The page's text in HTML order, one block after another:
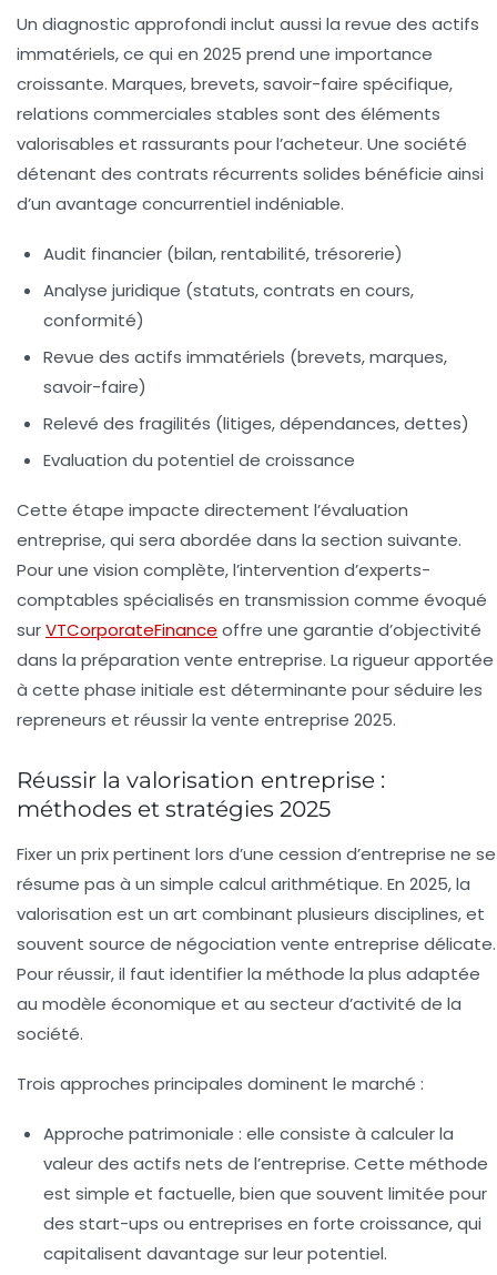
Un diagnostic approfondi inclut aussi la revue des actifs
immatériels, ce qui en 2025 prend une importance
croissante. Marques, brevets, savoir-faire spécifique,
relations commerciales stables sont des éléments
valorisables et rassurants pour l’acheteur. Une société
détenant des contrats récurrents solides bénéficie ainsi
d’un avantage concurrentiel indéniable.
Audit financier (bilan, rentabilité, trésorerie)
Analyse juridique (statuts, contrats en cours,
conformité)
Revue des actifs immatériels (brevets, marques,
savoir-faire)
Relevé des fragilités (litiges, dépendances, dettes)
Evaluation du potentiel de croissance
Cette étape impacte directement l’évaluation
entreprise, qui sera abordée dans la section suivante.
Pour une vision complète, l’intervention d’experts-
comptables spécialisés en transmission comme évoqué
surVTCorporateFinance offre une garantie d’objectivité
dans la préparation vente entreprise. La rigueur apportée
à cette phase initiale est déterminante pour séduire les
repreneurs et réussir la vente entreprise 2025.
Réussir la valorisation entreprise :
méthodes et stratégies 2025
Fixer un prix pertinent lors d’une cession d’entreprise ne se
résume pas à un simple calcul arithmétique. En 2025, la
valorisation est un art combinant plusieurs disciplines, et
souvent source de négociation vente entreprise délicate.
Pour réussir, il faut identifier la méthode la plus adaptée
au modèle économique et au secteur d’activité de la
société.
Trois approches principales dominent le marché :
Approche patrimoniale : elle consiste à calculer la
valeur des actifs nets de l’entreprise. Cette méthode
est simple et factuelle, bien que souvent limitée pour
des start-ups ou entreprises en forte croissance, qui
capitalisent davantage sur leur potentiel.